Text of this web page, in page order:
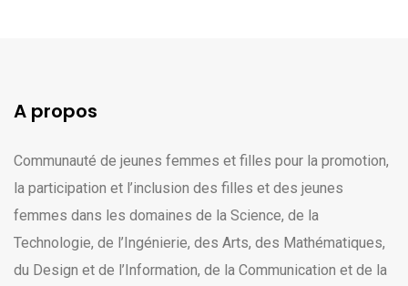
A propos
Communauté de jeunes femmes et filles pour la promotion,
la participation et l’inclusion des filles et des jeunes
femmes dans les domaines de la Science, de la
Technologie, de l’Ingénierie, des Arts, des Mathématiques,
du Design et de l’Information, de la Communication et de la